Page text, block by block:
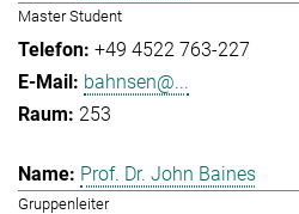
Master Student
+49 4522 763-227
bahnsen@...
253
Prof. Dr. John Baines
Gruppenleiter